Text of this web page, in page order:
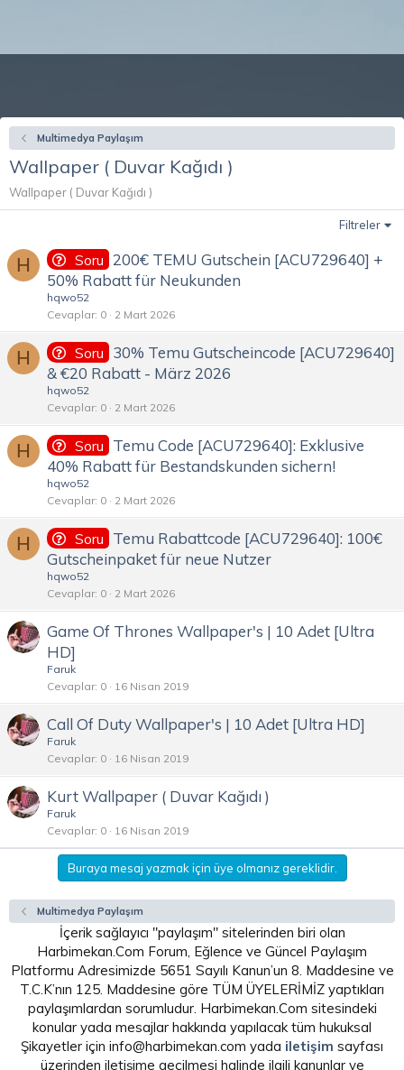
Multimedya Paylaşım
Wallpaper ( Duvar Kağıdı )
Wallpaper ( Duvar Kağıdı )
Filtreler
H Soru 200€ TEMU Gutschein [ACU729640] +
50% Rabatt für Neukunden
hqwo52
Cevaplar 0 2 Mart 2026
H Soru
30% Temu Gutscheincode [ACU729640]
& €20 Rabatt - März 2026
hqwo52
Cevaplar 0 2 Mart 2026
H Soru
Temu Code [ACU729640]: Exklusive
40% Rabatt für Bestandskunden sichern!
hqwo52
Cevaplar 0 2 Mart 2026
H Soru
Temu Rabattcode [ACU729640]: 100€
Gutscheinpaket für neue Nutzer
hqwo52
Cevaplar 0 2 Mart 2026
Game Of Thrones Wallpaper's | 10 Adet [Ultra
HD]
Faruk
Cevaplar 0 16 Nisan 2019
Call Of Duty Wallpaper's | 10 Adet [Ultra HD]
Faruk
Cevaplar 0 16 Nisan 2019
Kurt Wallpaper ( Duvar Kağıdı )
Faruk
Cevaplar 0 16 Nisan 2019
Buraya mesaj yazmak için üye olmanız gereklidir.
Multimedya Paylaşım
İçerik sağlayıcı "paylaşım" sitelerinden biri olan
Harbimekan.Com Forum, Eğlence ve Güncel Paylaşım
Platformu Adresimizde 5651 Sayılı Kanun’un 8. Maddesine ve
T.C.K’nın 125. Maddesine göre TÜM ÜYELERİMİZ yaptıkları
paylaşımlardan sorumludur. Harbimekan.Com sitesindeki
konular yada mesajlar hakkında yapılacak tüm hukuksal
Şikayetler için info@harbimekan.com yada iletişim sayfası
üzerinden iletişime geçilmesi halinde ilgili kanunlar ve